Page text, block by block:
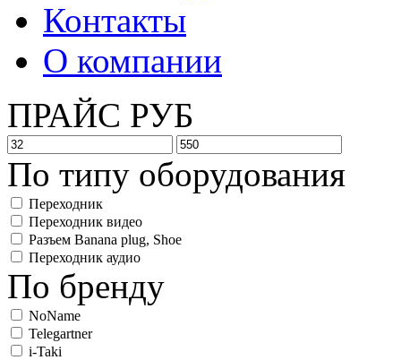
Контакты
О компании
ПРАЙС РУБ
По типу оборудования
Переходник
Переходник видео
Разъем Banana plug, Shoe
Переходник аудио
По бренду
NoName
Telegartner
i-Taki